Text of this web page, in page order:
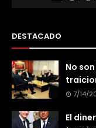
DESTACADO
No
7/14/
El